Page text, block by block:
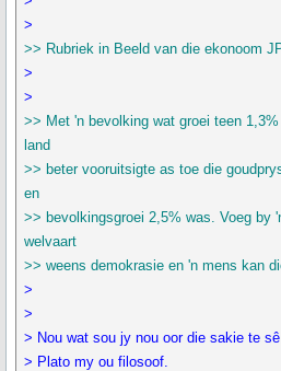
>
>> Rubriek in Beeld van die ekonoom
>
>
>> Met 'n bevolking wat groei teen
land
>> beter vooruitsigte as toe die
en
>> bevolkingsgroei 2,5% was. Voeg by
welvaart
>> weens demokrasie en 'n mens kan
>
>
> Nou wat sou jy nou oor die sakie te
> Plato my ou filosoof.